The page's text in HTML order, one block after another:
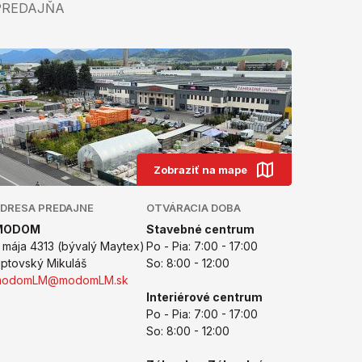
Zobraziť na mape
PREDAJNE
mája 4313 (bývalý Maytex)
Mikuláš
OTVÁRACIA DOBA
Stavebné centrum
Po - Pia: 7:00 - 17:00
So: 8:00 - 12:00
Interiérové centrum
Po - Pia: 7:00 - 17:00
So: 8:00 - 12:00